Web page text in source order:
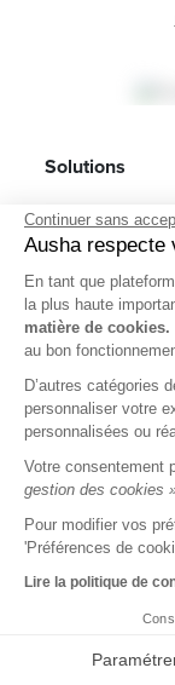
Solutions
Entreprise
À propos de nous
Continuer sans
Ausha respecte
En tant que
la plus haute
matière de cookies.
au bon
D’autres catégories
personnaliser votre
personnalisées ou
Votre consentement
gestion des cookies
Pour modifier vos
'Préférences de
Lire la politique de